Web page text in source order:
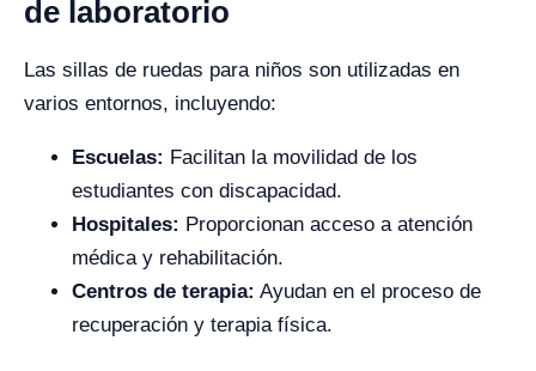
de laboratorio
Las sillas de ruedas para niños son utilizadas en
varios entornos, incluyendo:
Escuelas: Facilitan la movilidad de los
estudiantes con discapacidad.
Hospitales: Proporcionan acceso a atención
médica y rehabilitación.
Centros de terapia: Ayudan en el proceso de
recuperación y terapia física.